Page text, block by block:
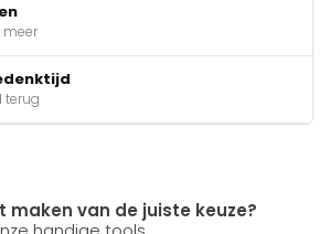
meer
terug
maken van de juiste keuze?